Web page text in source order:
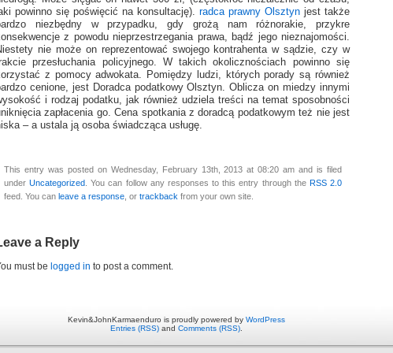
powinno się poświęcić na konsultację). radca prawny Olsztyn jest także
niezbędny w przypadku, gdy grożą nam różnorakie, przykre
z powodu nieprzestrzegania prawa, bądź jego nieznajomości.
nie może on reprezentować swojego kontrahenta w sądzie, czy w
przesłuchania policyjnego. W takich okolicznościach powinno się
z pomocy adwokata. Pomiędzy ludzi, których porady są również
cenione, jest Doradca podatkowy Olsztyn. Oblicza on miedzy innymi
i rodzaj podatku, jak również udziela treści na temat sposobności
zapłacenia go. Cena spotkania z doradcą podatkowym też nie jest
– a ustala ją osoba świadcząca usługę.
This entry was posted on Wednesday, February 13th, 2013 at 08:20 am and is filed
underUncategorized . You can follow any responses to this entry through the RSS 2.0
feed. You can leave a response , or trackback from your own site.
a Reply
must be logged in to post a comment.
Kevin&JohnKarmaenduro is proudly powered by WordPress
Entries (RSS) and Comments (RSS)